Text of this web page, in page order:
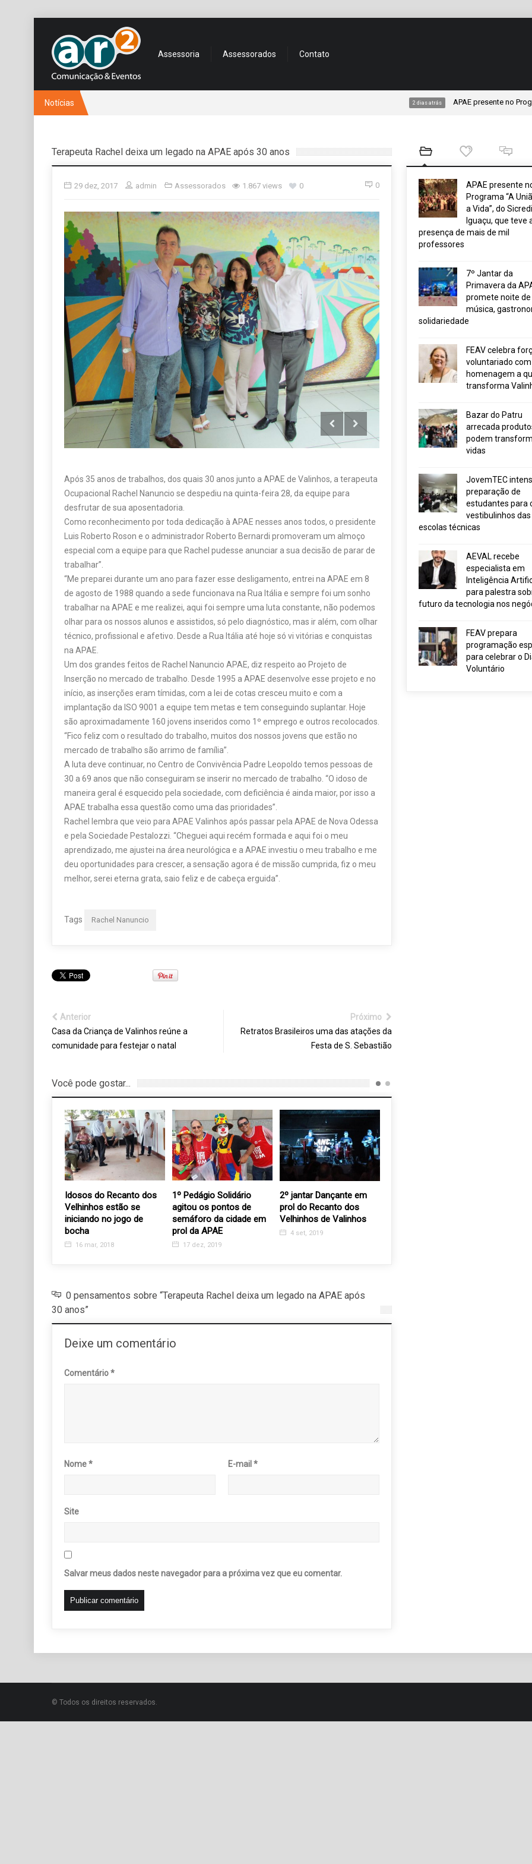
Assessoria Assessorados Contato
Notícias APAE presente no Programa “A
Terapeuta Rachel deixa um legado na APAE após 30 anos
29 dez, 2017 admin Assessorados 1.867 views 0 0
Após 35 anos de trabalhos, dos quais 30 anos junto a APAE de Valinhos, a terapeuta
Ocupacional Rachel Nanuncio se despediu na quinta-feira 28, da equipe para
desfrutar de sua aposentadoria.
Como reconhecimento por toda dedicação à APAE nesses anos todos, o presidente
Luis Roberto Roson e o administrador Roberto Bernardi promoveram um almoço
especial com a equipe para que Rachel pudesse anunciar a sua decisão de parar de
trabalhar”.
“Me preparei durante um ano para fazer esse desligamento, entrei na APAE em 8
de agosto de 1988 quando a sede funcionava na Rua Itália e sempre foi um sonho
trabalhar na APAE e me realizei, aqui foi sempre uma luta constante, não podemos
olhar para os nossos alunos e assistidos, só pelo diagnóstico, mas ir além, com olhar
técnico, profissional e afetivo. Desde a Rua Itália até hoje só vi vitórias e conquistas
na APAE.
Um dos grandes feitos de Rachel Nanuncio APAE, diz respeito ao Projeto de
Inserção no mercado de trabalho. Desde 1995 a APAE desenvolve esse projeto e no
início, as inserções eram tímidas, com a lei de cotas cresceu muito e com a
implantação da ISO 9001 a equipe tem metas e tem conseguindo suplantar. Hoje
são aproximadamente 160 jovens inseridos como 1º emprego e outros recolocados.
“Fico feliz com o resultado do trabalho, muitos dos nossos jovens que estão no
mercado de trabalho são arrimo de família”.
A luta deve continuar, no Centro de Convivência Padre Leopoldo temos pessoas de
30 a 69 anos que não conseguiram se inserir no mercado de trabalho. “O idoso de
maneira geral é esquecido pela sociedade, com deficiência é ainda maior, por isso a
APAE trabalha essa questão como uma das prioridades”.
Rachel lembra que veio para APAE Valinhos após passar pela APAE de Nova Odessa
e pela Sociedade Pestalozzi. “Cheguei aqui recém formada e aqui foi o meu
aprendizado, me ajustei na área neurológica e a APAE investiu o meu trabalho e me
deu oportunidades para crescer, a sensação agora é de missão cumprida, fiz o meu
melhor, serei eterna grata, saio feliz e de cabeça erguida”.
Tags Rachel Nanuncio
Anterior
Casa da Criança de Valinhos reúne a
comunidade para festejar o natal
Próximo
Retratos Brasileiros uma das atações da
Festa de S. Sebastião
Você pode gostar...
Idosos do Recanto dos
Velhinhos estão se
iniciando no jogo de
bocha
16 mar, 2018
1º Pedágio Solidário
agitou os pontos de
semáforo da cidade em
prol da APAE
17 dez, 2019
2º jantar Dançante em
prol do Recanto dos
Velhinhos de Valinhos
4 set, 2019
0 pensamentos sobre “Terapeuta Rachel deixa um legado na APAE após
30 anos”
Deixe um comentário
Comentário*
Nome* E-mail*
Site
Salvar meus dados neste navegador para a próxima vez que eu comentar.
APAE presente
Programa “A
a Vida”, do Sicredi
Iguaçu, que teve
presença de mais de mil
professores
7º Jantar da
Primavera da
promete noite de
música,
solidariedade
FEAV celebra
voluntariado com
homenagem a
transforma
Bazar do Patru
arrecada
podem
vidas
JovemTEC
preparação de
estudantes para
vestibulinhos das
escolas técnicas
AEVAL recebe
especialista em
Inteligência
para palestra
futuro da tecnologia nos
FEAV prepara
programação
para celebrar o
Voluntário
© Todos os direitos reservados.